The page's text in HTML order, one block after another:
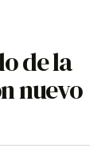
de la
nuevo